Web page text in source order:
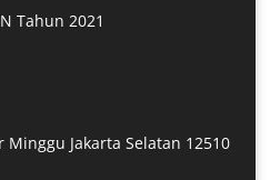
Tahun 2021
Minggu Jakarta Selatan 12510